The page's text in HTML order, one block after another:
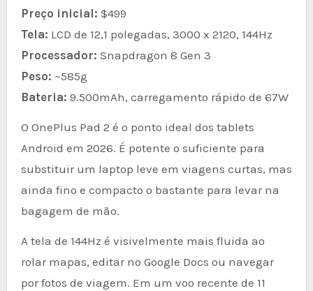
Preço inicial: $499
Tela: LCD de 12,1 polegadas, 3000 x 2120, 144Hz
Processador: Snapdragon 8 Gen 3
Peso: ~585g
Bateria: 9.500mAh, carregamento rápido de 67W
O OnePlus Pad 2 é o ponto ideal dos tablets
Android em 2026. É potente o suficiente para
substituir um laptop leve em viagens curtas, mas
ainda fino e compacto o bastante para levar na
bagagem de mão.
A tela de 144Hz é visivelmente mais fluida ao
rolar mapas, editar no Google Docs ou navegar
por fotos de viagem. Em um voo recente de 11